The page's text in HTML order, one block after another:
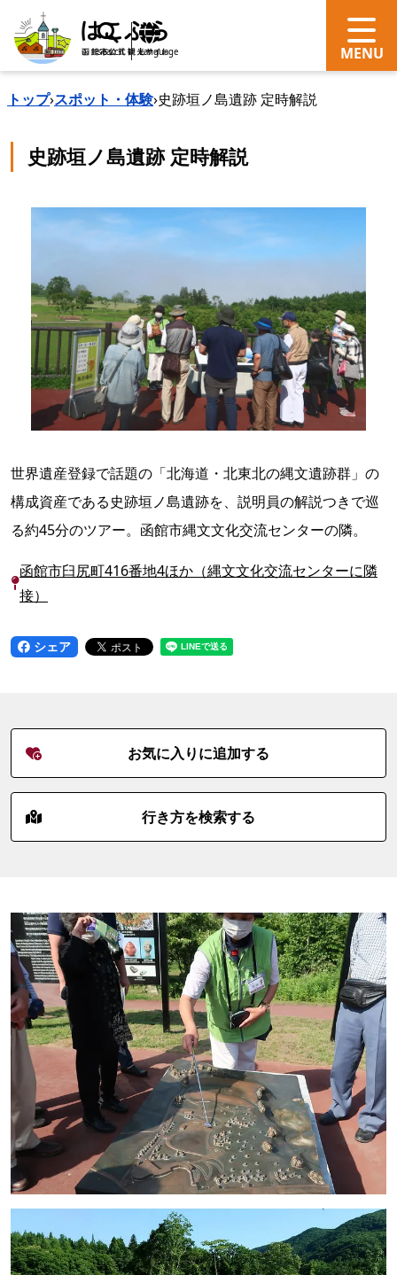
search Language
トップ›スポット・体験›史跡垣ノ島遺跡 定時解説
史跡垣ノ島遺跡 定時解説
世界遺産登録で話題の「北海道・北東北の縄文遺跡群」の
構成資産である史跡垣ノ島遺跡を、説明員の解説つきで巡
る約45分のツアー。函館市縄文文化交流センターの隣。
函館市臼尻町416番地4ほか（縄文文化交流センターに隣
接）
シェア
お気に入りに追加する
行き方を検索する